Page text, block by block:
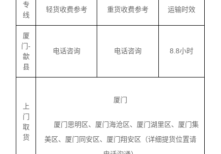
专
线
轻货收费参考 重货收费参考 运输时效
厦
门-
歙
县
电话咨询 电话咨询 8.8小时
上
门
取
货
厦门
厦门思明区、厦门海沧区、厦门湖里区、厦门集
美区、厦门同安区、厦门翔安区（详细提货位置请